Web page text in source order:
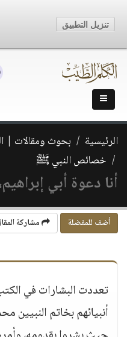
الرئيسية بحوث ومقالات |
خصائص النبي ﷺ
أنا دعوة أبي
أضف للمفضلة مشاركة
تعددت البشارات في
أنبيائهم بخاتم النبيين
تنزيل التطبيق